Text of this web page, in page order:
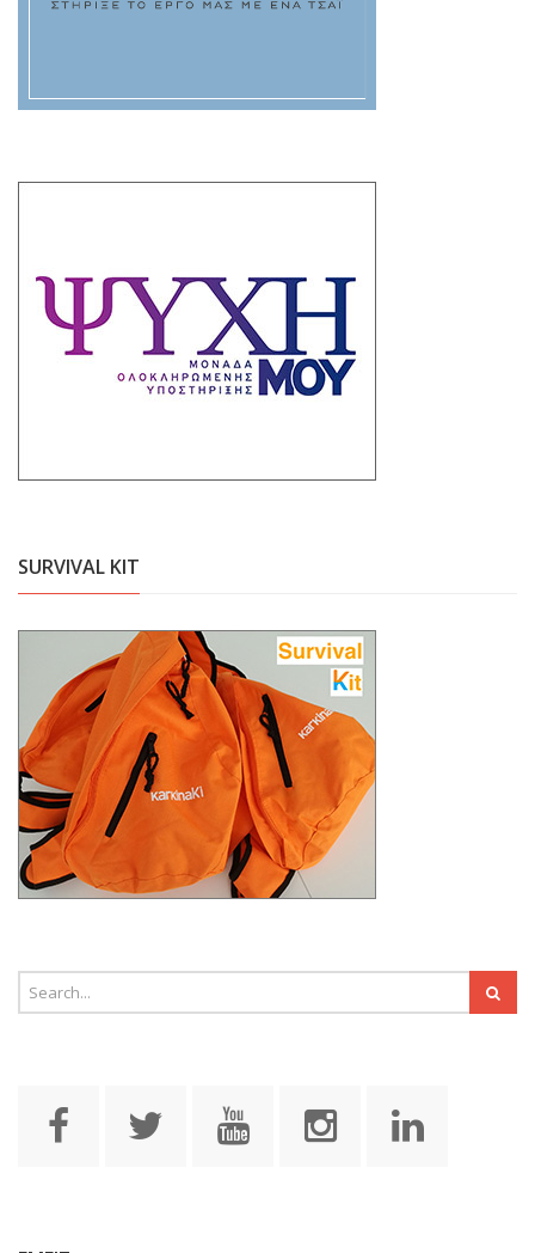
SURVIVAL KIT